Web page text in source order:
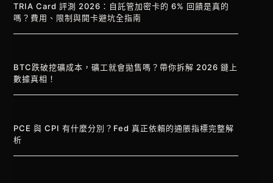
TRIA Card 評測 2026：自託管加密卡的 6% 回饋是真的
嗎？費用、限制與開卡避坑全指南
BTC跌破挖礦成本，礦工就會拋售嗎？帶你拆解 2026 鏈上
數據真相！
PCE 與 CPI 有什麼分別？Fed 真正依賴的通脹指標完整解
析